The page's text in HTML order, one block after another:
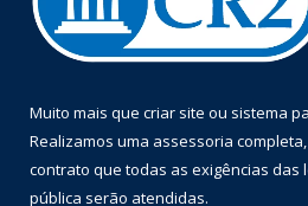
Muito mais que criar site ou sistema
Realizamos uma assessoria
contrato que todas as exigências das
pública serão atendidas.